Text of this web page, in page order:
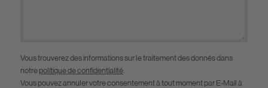
Vous trouverez des informations sur le traitement des donnés dans
notre politique de confidentialité.
Vous pouvez annuler votre consentement à tout moment par E-Mail à